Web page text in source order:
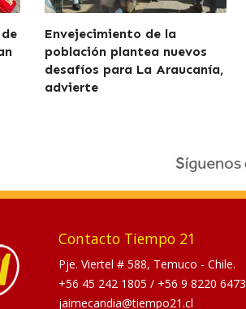
Envejecimiento de la
población plantea nuevos
desafíos para La Araucanía,
advierte
Contacto Tiempo 21
Pje. Viertel # 588, Temuco - Chile.
+56 45 242 1805 / +56 9 8220 6473
jaimecandia@tiempo21.cl